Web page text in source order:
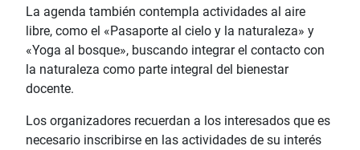
La agenda también contempla actividades al aire
libre, como el «Pasaporte al cielo y la naturaleza» y
«Yoga al bosque», buscando integrar el contacto con
la naturaleza como parte integral del bienestar
docente.
Los organizadores recuerdan a los interesados que es
necesario inscribirse en las actividades de su interés